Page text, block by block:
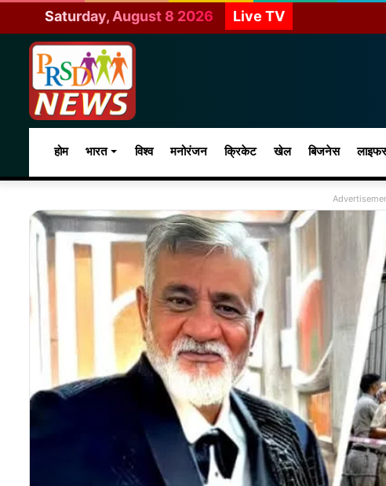
Saturday, August 8 2026 Live TV
होम भारत विश्व मनोरंजन क्रिकेट खेल बिजनेस